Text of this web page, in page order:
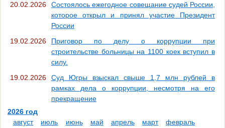
20.02.2026
Состоялось ежегодное совещание судей России,
которое открыл и принял участие Президент
России
19.02.2026
Приговор по делу о коррупции при
строительстве больницы на 1100 коек вступил в
силу.
19.02.2026
Суд Югры взыскал свыше 1,7 млн рублей в
рамках дела о коррупции, несмотря на его
прекращение
2026 год
август
июль июнь май апрель март
февраль